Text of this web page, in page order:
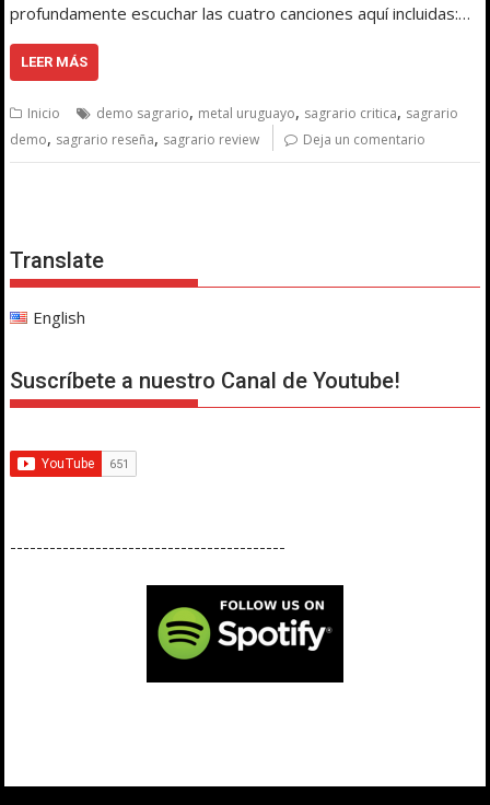
profundamente escuchar las cuatro canciones aquí incluidas:…
LEER MÁS
Inicio demo sagrario, metal uruguayo, sagrario critica, sagrario
demo, sagrario reseña, sagrario review Deja un comentario
Translate
English
Suscríbete a nuestro Canal de Youtube!
------------------------------------------